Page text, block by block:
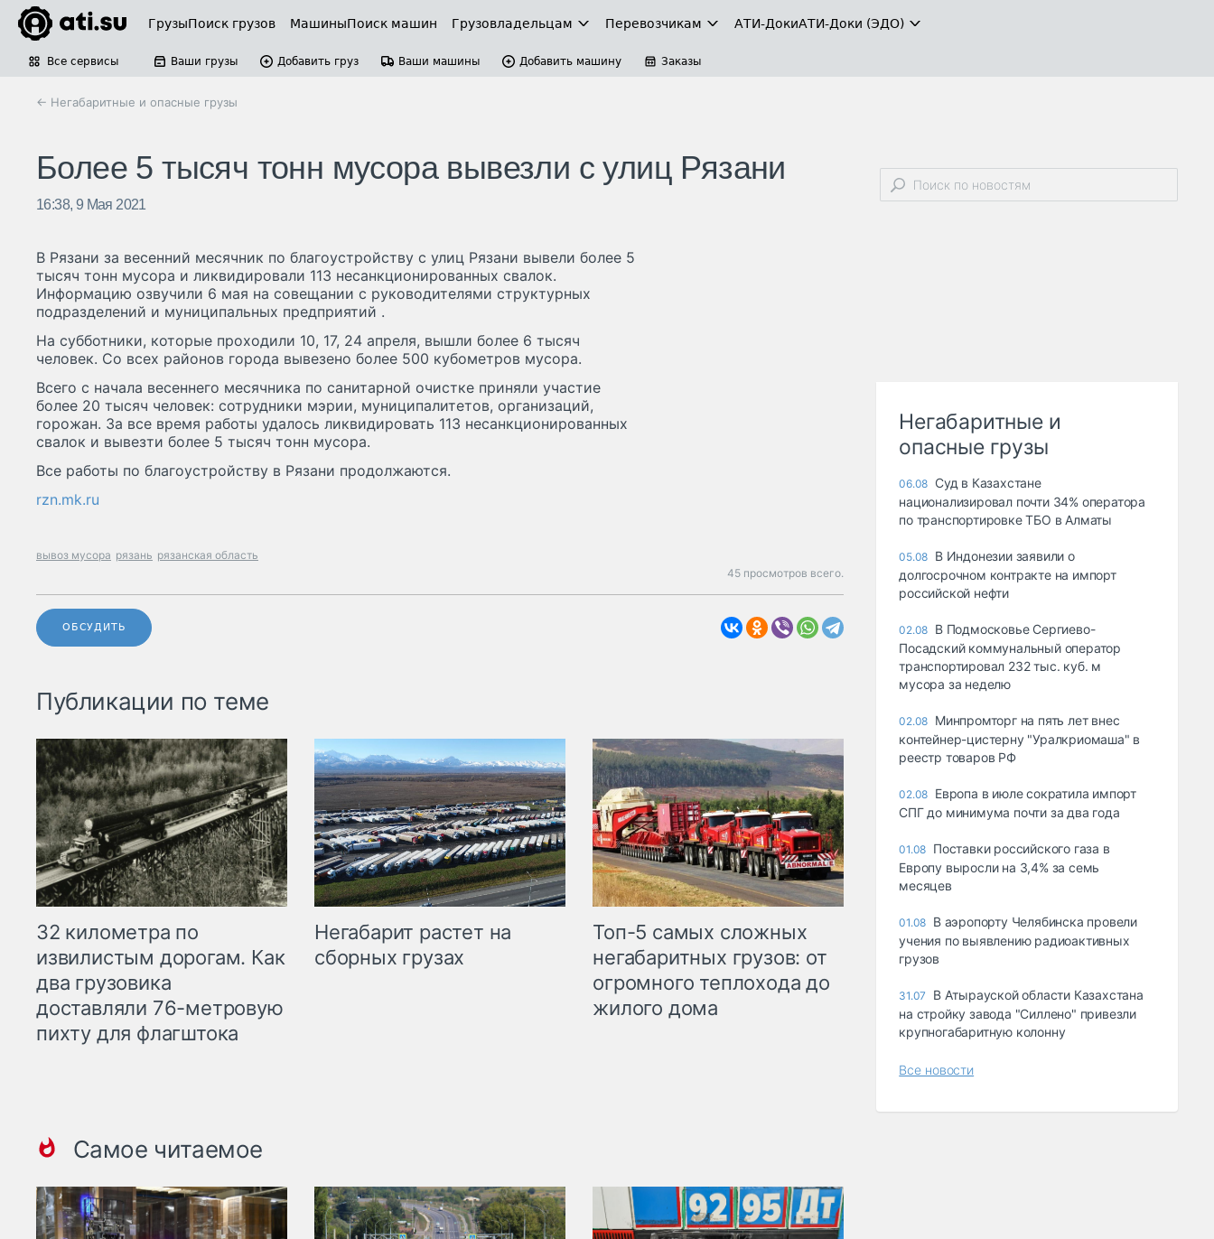
ГрузыПоиск грузов МашиныПоиск машин Грузовладельцам Перевозчикам АТИ-ДокиАТИ-Доки (ЭДО)
Все сервисы Ваши грузы Добавить груз Ваши машины Добавить машину Заказы
← Негабаритные и опасные грузы
Более 5 тысяч тонн мусора вывезли с улиц Рязани
16:38, 9 Мая 2021
В Рязани за весенний месячник по благоустройству с улиц Рязани вывели более 5
тысяч тонн мусора и ликвидировали 113 несанкционированных свалок.
Информацию озвучили 6 мая на совещании с руководителями структурных
подразделений и муниципальных предприятий .
На субботники, которые проходили 10, 17, 24 апреля, вышли более 6 тысяч
человек. Со всех районов города вывезено более 500 кубометров мусора.
Всего с начала весеннего месячника по санитарной очистке приняли участие
более 20 тысяч человек: сотрудники мэрии, муниципалитетов, организаций,
горожан. За все время работы удалось ликвидировать 113 несанкционированных
свалок и вывезти более 5 тысяч тонн мусора.
Все работы по благоустройству в Рязани продолжаются.
rzn.mk.ru
вывоз мусора рязань рязанская область
45 просмотров всего.
ОБСУДИТЬ
Публикации по теме
32 километра по
извилистым дорогам. Как
два грузовика
доставляли 76-метровую
пихту для флагштока
Негабарит растет на
сборных грузах
Топ-5 самых сложных
негабаритных грузов: от
огромного теплохода до
жилого дома
Самое читаемое
Негабаритные и
опасные грузы
06.08 Суд в Казахстане
национализировал почти 34% оператора
по транспортировке ТБО в Алматы
05.08 В Индонезии заявили о
долгосрочном контракте на импорт
российской нефти
02.08 В Подмосковье Сергиево-
Посадский коммунальный оператор
транспортировал 232 тыс. куб. м
мусора за неделю
02.08 Минпромторг на пять лет внес
контейнер-цистерну "Уралкриомаша" в
реестр товаров РФ
02.08 Европа в июле сократила импорт
СПГ до минимума почти за два года
01.08 Поставки российского газа в
Европу выросли на 3,4% за семь
месяцев
01.08 В аэропорту Челябинска провели
учения по выявлению радиоактивных
грузов
31.07
В Атырауской области Казахстана
на стройку завода "Силлено" привезли
крупногабаритную колонну
Все новости